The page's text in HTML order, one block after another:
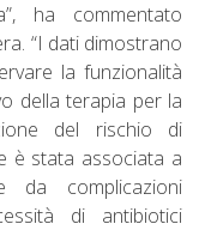
ha commentato
“I dati dimostrano
la funzionalità
della terapia per la
del rischio di
è stata associata a
da complicazioni
di antibiotici